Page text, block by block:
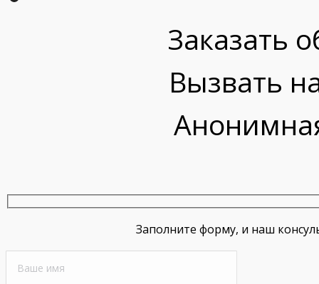
Заказать
Вызвать
Заполните форму, и наш